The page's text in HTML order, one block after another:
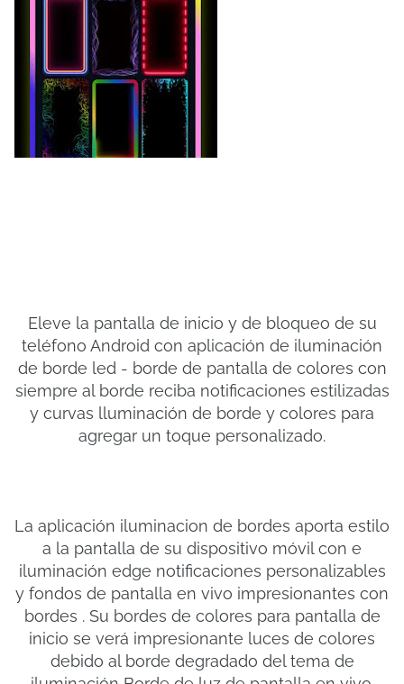
Eleve la pantalla de inicio y de bloqueo de su
teléfono Android con aplicación de iluminación
de borde led - borde de pantalla de colores con
siempre al borde reciba notificaciones estilizadas
y curvas lluminación de borde y colores para
agregar un toque personalizado.
La aplicación iluminacion de bordes aporta estilo
a la pantalla de su dispositivo móvil con e
iluminación edge notificaciones personalizables
y fondos de pantalla en vivo impresionantes con
bordes . Su bordes de colores para pantalla de
inicio se verá impresionante luces de colores
debido al borde degradado del tema de